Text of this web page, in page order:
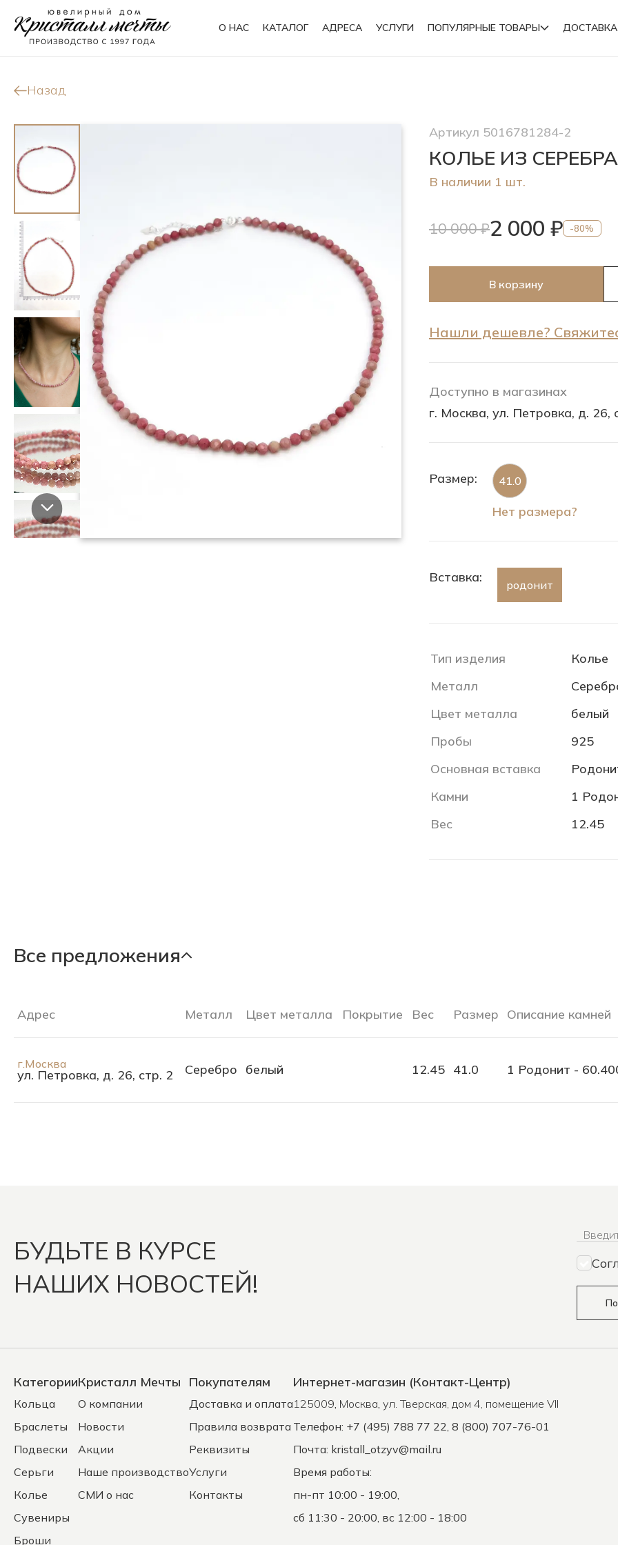
О НАС КАТАЛОГ АДРЕСА УСЛУГИ ПОПУЛЯРНЫЕ ТОВАРЫ ДОСТАВКА
Кольца
Колье Броши
Назад
Артикул 5016781284-2
КОЛЬЕ ИЗ
В наличии 1 шт.
10 000 ₽2 000 ₽ -80%
В корзину
Нашли дешевле?
Доступно в магазинах
г. Москва, ул. Петровка, д. 26,
Размер: 41.0
Нет размера?
Вставка: родонит
Тип изделия
Колье
Металл
Цвет металла
белый
Пробы
925
Основная вставка
Камни
1
Вес
12.45
Все предложения
Адрес Металл Цвет металла Покрытие Вес Размер Описание камней
г.Москва
ул. Петровка, д. 26, стр. 2 Серебро белый 12.45 41.0 1 Родонит -
БУДЬТЕ В КУРСЕ
НАШИХ НОВОСТЕЙ!
Категории
Кольца
Браслеты
Подвески
Серьги
Колье
Сувениры
Броши
Кристалл Мечты
О компании
Новости
Акции
Наше производство
СМИ о нас
Покупателям
Доставка и оплата
Правила возврата
Реквизиты
Услуги
Контакты
Интернет-магазин (Контакт-Центр)
125009, Москва, ул. Тверская, дом 4, помещение VII
Телефон: +7 (495) 788 77 22, 8 (800) 707-76-01
Почта: kristall_otzyv@mail.ru
Время работы:
пн-пт 10:00 - 19:00,
сб 11:30 - 20:00, вс 12:00 - 18:00